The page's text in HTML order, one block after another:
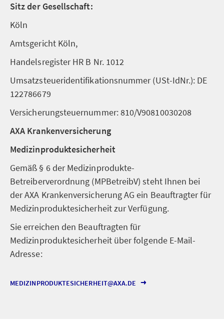
Sitz der Gesellschaft:
Köln
Amtsgericht Köln,
Handelsregister HR B Nr. 1012
Umsatzsteueridentifikationsnummer (USt-IdNr.): DE
122786679
Versicherungsteuernummer: 810/V90810030208
AXA Krankenversicherung
Medizinproduktesicherheit
Gemäß § 6 der Medizinprodukte-
Betreiberverordnung (MPBetreibV) steht Ihnen bei
der AXA Krankenversicherung AG ein Beauftragter für
Medizinproduktesicherheit zur Verfügung.
Sie erreichen den Beauftragten für
Medizinproduktesicherheit über folgende E-Mail-
Adresse:
MEDIZINPRODUKTESICHERHEIT@AXA.DE